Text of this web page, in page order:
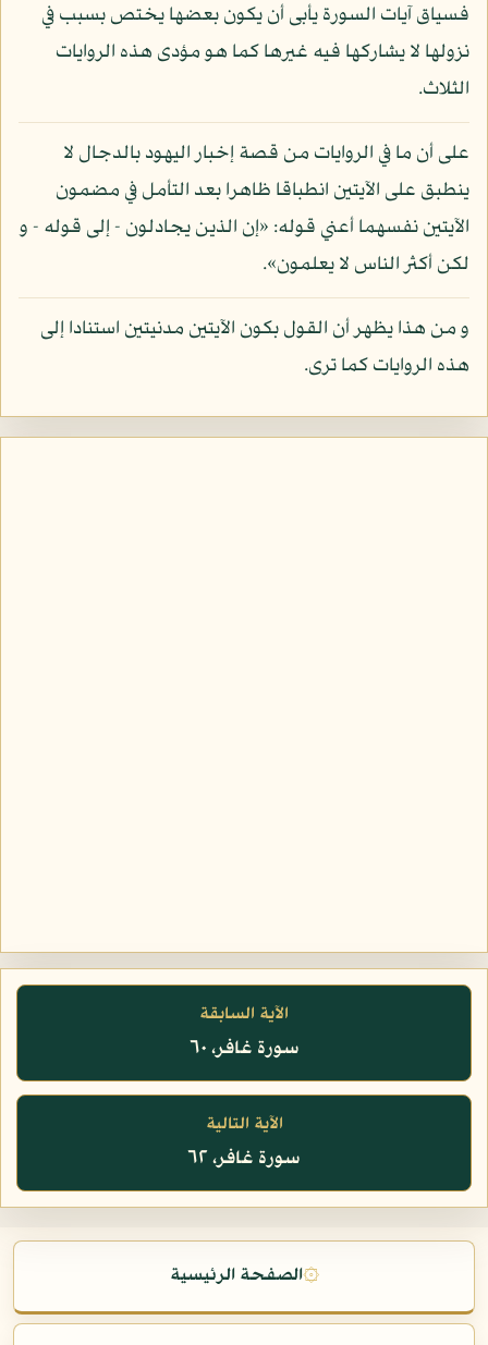
فسياق آيات السورة يأبى أن يكون بعضها يختص بسبب في
نزولها لا يشاركها فيه غيرها كما هو مؤدى هذه الروايات
الثلاث.
على أن ما في الروايات من قصة إخبار اليهود بالدجال لا
ينطبق على الآيتين انطباقا ظاهرا بعد التأمل في مضمون
الآيتين نفسهما أعني قوله: «إن الذين يجادلون - إلى قوله - و
لكن أكثر الناس لا يعلمون».
و من هذا يظهر أن القول بكون الآيتين مدنيتين استنادا إلى
هذه الروايات كما ترى.
الآية السابقة
سورة غافر، ٦٠
الآية التالية
سورة غافر، ٦٢
۞الصفحة الرئيسية